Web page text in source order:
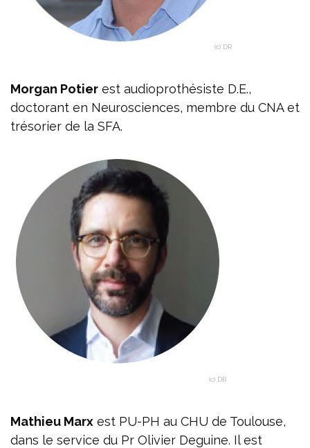
(c) DR
Morgan Potier est audioprothésiste D.E.,
doctorant en Neurosciences, membre du CNA et
trésorier de la SFA.
(c) DR
Mathieu Marx est PU-PH au CHU de Toulouse,
dans le service du Pr Olivier Deguine. Il est